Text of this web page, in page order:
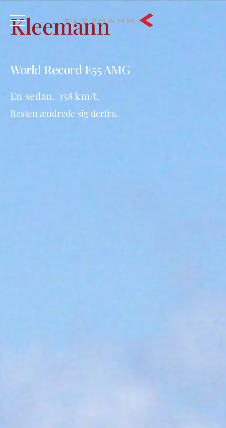
Kleemann
World Record E55 AMG
En sedan. 338 km/t.
Resten ændrede sig derfra.